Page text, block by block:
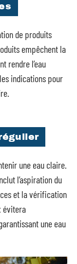
de produits
empêchent la
rendre l’eau
indications pour
une eau claire.
l’aspiration du
et la vérification
évitera
une eau